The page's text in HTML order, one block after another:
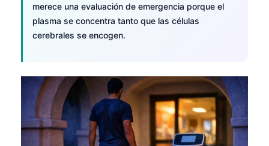
merece una evaluación de emergencia porque el
plasma se concentra tanto que las células
cerebrales se encogen.